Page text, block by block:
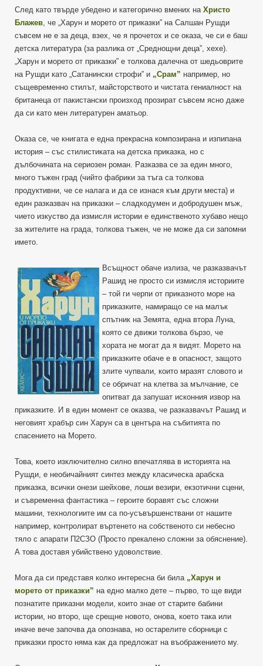
След като твърде убедено и категорично вмених на Христо
Блажев , че „Харун и морето от приказки” на Салшан Рушди
съвсем не е за деца, взех, че я прочетох и се оказа, че си е баш
детска литература (за разлика от „Среднощни деца”, хехе).
„Харун и морето от приказки” е толкова далечна от шедьоврите
на Рушди като „Сатанински строфи” и „Срам” например, но
същевременно стилът, майсторството и чистата гениалност на
британеца от пакистански произход прозират съвсем ясно даже
да си като мен литературен аматьор.
Оказа се, че книгата е една прекрасна композирана и изпипана
история – със стилистиката на детска приказка, но с
дълбочината на сериозен роман. Разказва се за един много,
много тъжен град (чийто фабрики за тъга са толкова
продуктивни, че се налага и да се изнася към други места) и
един разказвач на приказки – сладкодумен и добродушен мъж,
чието изкуство да измисля истории е единственото хубаво нещо
за жителите на града, толкова тъжен, че не може да си запомни
името.
Всъщност обаче излиза, че разказвачът
Рашид не просто си измисля историите
– той ги черпи от приказното море на
приказките, намиращо се на малък
спътник на Земята, една втора Луна,
която се движи толкова бързо, че
хората не могат да я видят. Морето на
приказките обаче е в опасност, защото
злите чупвали, които мразят словото и
се обричат на клетва за мълчание, се
опитват да запушат исконния извор на
приказките. И в един момент се оказва, че разказвачът Рашид и
неговият храбър син Харун са в центъра на събитията по
спасението на Морето.
Това, което изключително силно впечатлява в историята на
Рушди, е необичайният синтез между класическа арабска
приказка, всички онези шейхове, лоши везири, екзотични сцени,
и съвременна фантастика – героите боравят със сложни
машини, технологиите им са по-усъвършенствани от нашите
например, контролират въртенето на собственото си небесно
тяло с апарати П2СЗО (Просто прекалено сложни за обяснение).
А това доставя убийствено удоволствие.
Мога да си представя колко интересна би била „Харун и
морето от приказки” на едно малко дете – първо, то ще види
познатите приказни модели, които знае от старите бабини
истории, но второ, ще срещне новото, онова, което така или
иначе вече започва да опознава, но остарелите сборници с
приказки просто няма как да предложат на въображението му.